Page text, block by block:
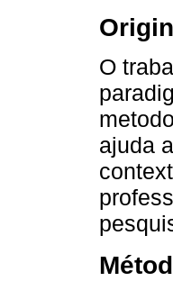
O
ajuda